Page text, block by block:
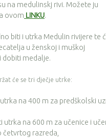
na medulinskj rivi. Možete ju
ovom LINKU.
biti i utrka Medulin rivijere te
u ženskoj i muškoj
dobiti medalje.
će se tri dječje utrke:
na 400 m za predškolski
utrka na 600 m za učenice i
četvrtog razreda,